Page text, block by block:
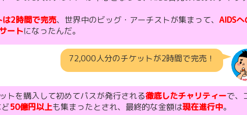
2時間で完売、世界中のビッグ・アーチストが集まって、 AIDSへ
ートになったんだ。
72,000人分のチケットが2時間で完売！
トを購入して初めてパスが発行される徹底したチャリティーで、
50億円以上も集まったとされ、最終的な金額は現在進行中。